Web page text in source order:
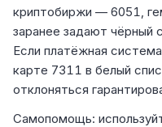
криптобиржи — 6051,
заранее задают чёрный
Если платёжная
карте 7311 в белый
отклоняться
Самопомощь: